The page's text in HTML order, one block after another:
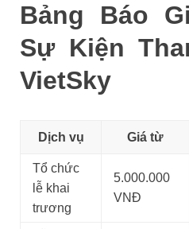
Bảng Báo
Sự Kiện
VietSky
Dịch vụ Giá từ
Tổ chức
lễ khai
trương
5.000.000
VNĐ